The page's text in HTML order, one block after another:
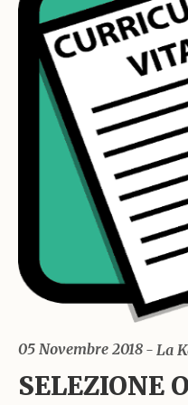
05 Novembre 2018 La
SELEZIONE